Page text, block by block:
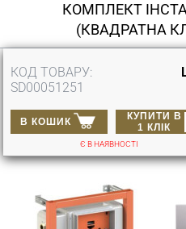
КОМПЛЕКТ
(КВАДРАТНА
КОД ТОВАРУ:
SD00051251
В КОШИК
КУПИТИ В
1 КЛІК
Є В НАЯВНОСТІ